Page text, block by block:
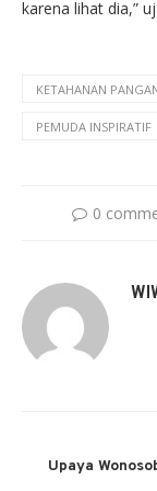
karena lihat dia,”
KETAHANAN
PEMUDA INSPIRATIF
0
Upaya